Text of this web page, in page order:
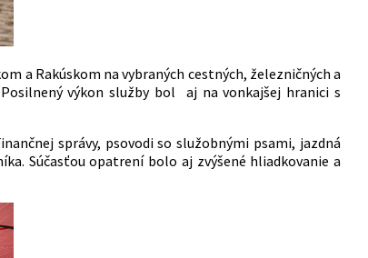
a Rakúskom na vybraných cestných, železničných a
výkon služby bol aj na vonkajšej hranici s
správy, psovodi so služobnými psami, jazdná
Súčasťou opatrení bolo aj zvýšené hliadkovanie a